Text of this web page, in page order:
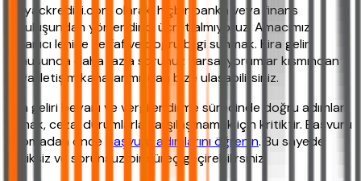
ihtiyackredisi.com olarak, hiçbir banka veya finans
kuruluşundan yönlendirici ücret almıyoruz. Amacımız,
kullanıcı lehine şeffaf ve doğru bilgi sunmak. Kira geliri
konusunda daha fazla sorunuz varsa, yorumlar kısmından
veya iletişim kanallarımızdan bize ulaşabilirsiniz.
Kira geliri beyanı ve vergilendirme sürecinde doğru adımları
atmak, cezai durumlarla karşılaşmamak için kritiktir. Başvuru
yapmadan önce
başvuru adımlarını öğrenin. Bu sayede
eksiksiz ve sorunsuz bir süreç geçirebilirsiniz.